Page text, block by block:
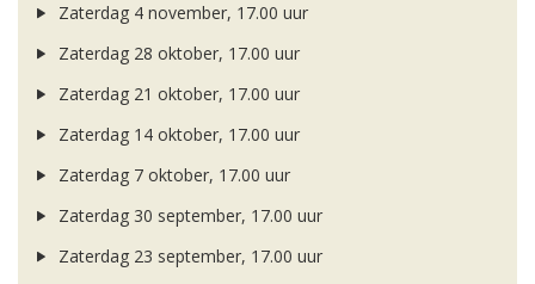
Zaterdag 4 november, 17.00 uur
Zaterdag 28 oktober, 17.00 uur
Zaterdag 21 oktober, 17.00 uur
Zaterdag 14 oktober, 17.00 uur
Zaterdag 7 oktober, 17.00 uur
Zaterdag 30 september, 17.00 uur
Zaterdag 23 september, 17.00 uur